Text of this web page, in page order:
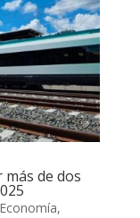
de dos
Economía,